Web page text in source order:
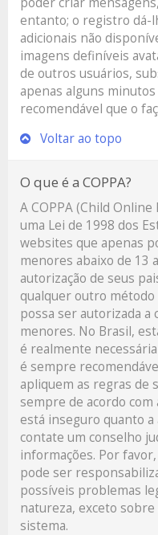
entanto; o registro dá-
adicionais não
imagens definíveis
de outros usuários,
apenas alguns
recomendável que o
Voltar ao topo
O que é a COPPA?
A COPPA (Child
uma Lei de 1998 dos
websites que apenas
menores abaixo de 13
autorização de seus
qualquer outro
possa ser autorizada a
menores. No Brasil,
é realmente
é sempre
apliquem as regras de
sempre de acordo com
está inseguro quanto a
contate um conselho
informações. Por
pode ser
possíveis problemas
natureza, exceto
sistema.